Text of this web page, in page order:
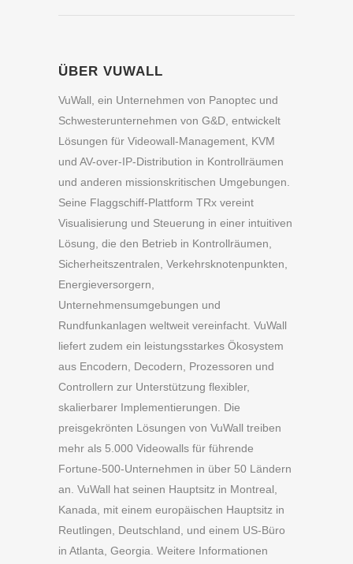
ÜBER VUWALL
VuWall, ein Unternehmen von Panoptec und
Schwesterunternehmen von G&D, entwickelt
Lösungen für Videowall-Management, KVM
und AV-over-IP-Distribution in Kontrollräumen
und anderen missionskritischen Umgebungen.
Seine Flaggschiff-Plattform TRx vereint
Visualisierung und Steuerung in einer intuitiven
Lösung, die den Betrieb in Kontrollräumen,
Sicherheitszentralen, Verkehrsknotenpunkten,
Energieversorgern,
Unternehmensumgebungen und
Rundfunkanlagen weltweit vereinfacht. VuWall
liefert zudem ein leistungsstarkes Ökosystem
aus Encodern, Decodern, Prozessoren und
Controllern zur Unterstützung flexibler,
skalierbarer Implementierungen. Die
preisgekrönten Lösungen von VuWall treiben
mehr als 5.000 Videowalls für führende
Fortune-500-Unternehmen in über 50 Ländern
an. VuWall hat seinen Hauptsitz in Montreal,
Kanada, mit einem europäischen Hauptsitz in
Reutlingen, Deutschland, und einem US-Büro
in Atlanta, Georgia. Weitere Informationen